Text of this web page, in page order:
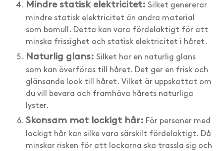
Mindre statisk elektricitet: Silket genererar
mindre statisk elektricitet än andra material
som bomull. Detta kan vara fördelaktigt för att
minska frissighet och statisk elektricitet i håret.
Naturlig glans: Silket har en naturlig glans
som kan överföras till håret. Det ger en frisk och
glänsande look till håret. Vilket är uppskattat om
du vill bevara och framhäva hårets naturliga
lyster.
Skonsam mot lockigt hår: För personer med
lockigt hår kan silke vara särskilt fördelaktigt. Då
minskar risken för att lockarna ska trassla sig och